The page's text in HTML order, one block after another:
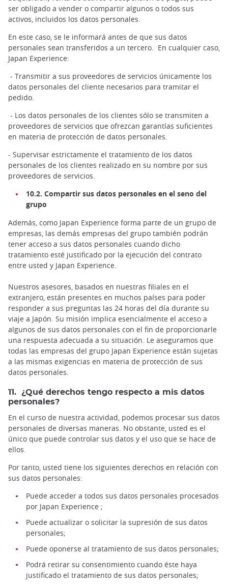
ser obligado a vender o compartir algunos o todos sus
activos, incluidos los datos personales.
En este caso, se le informará antes de que sus datos
personales sean transferidos a un tercero. En cualquier caso,
Japan Experience:
- Transmitir a sus proveedores de servicios únicamente los
datos personales del cliente necesarios para tramitar el
pedido.
- Los datos personales de los clientes sólo se transmiten a
proveedores de servicios que ofrezcan garantías suficientes
en materia de protección de datos personales.
- Supervisar estrictamente el tratamiento de los datos
personales de los clientes realizado en su nombre por sus
proveedores de servicios.
10.2. Compartir sus datos personales en el seno del
grupo
Además, como Japan Experience forma parte de un grupo de
empresas, las demás empresas del grupo también podrán
tener acceso a sus datos personales cuando dicho
tratamiento esté justificado por la ejecución del contrato
entre usted y Japan Experience.
Nuestros asesores, basados en nuestras filiales en el
extranjero, están presentes en muchos países para poder
responder a sus preguntas las 24 horas del día durante su
viaje a Japón. Su misión implica esencialmente el acceso a
algunos de sus datos personales con el fin de proporcionarle
una respuesta adecuada a su situación. Le aseguramos que
todas las empresas del grupo Japan Experience están sujetas
a las mismas exigencias en materia de protección de sus
datos personales.
11. ¿Qué derechos tengo respecto a mis datos
personales?
En el curso de nuestra actividad, podemos procesar sus datos
personales de diversas maneras. No obstante, usted es el
único que puede controlar sus datos y el uso que se hace de
ellos.
Por tanto, usted tiene los siguientes derechos en relación con
sus datos personales:
Puede acceder a todos sus datos personales procesados
por Japan Experience ;
Puede actualizar o solicitar la supresión de sus datos
personales;
Puede oponerse al tratamiento de sus datos personales;
Podrá retirar su consentimiento cuando éste haya
justificado el tratamiento de sus datos personales;